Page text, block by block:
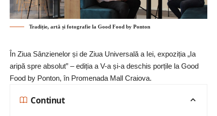
Tradiție, artă și fotografie la Good Food by Ponton
În Ziua Sânzienelor și de Ziua Universală a Iei, expoziția „Ia
aripă spre absolut” – ediția a V-a și-a deschis porțile la Good
Food by Ponton, în Promenada Mall Craiova.
Continut